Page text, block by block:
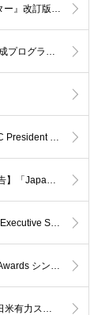
【レビュアー募集】『ビジネスモデル・ナビゲーター』改訂版の一般レビュアーを募集しています
【2/9開催】社会課題解決型ディープテック人材育成プログラム「BiTS」説明ウェビナーのご案内
【JSNC活動報告】JSNC Board Tripに関するJSNC President Steve Pollockのメッセージ
【在日米国商工会議所×JSNC連携イベント開催報告】「Japan Market Entry: The US Healthtech Startup Journey」が開催されました
【開催報告】「US-Japan Healthcare Connection Executive Symposium 2025 ～AIと科学が切り拓く未来の医療～
【JSNC開催報告】2025 Japan – U.S. Innovation Awards シンポジウムを開催しました
【JSNCイベント】米Waymo、チームラボなど、日米有力スタートアップ幹部が登壇！ ～2025 Japan–U.S. Innovation Awardsシンポジウム(7月17日開催)～